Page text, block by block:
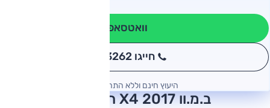
וואטסאפ
חייגו 3262
היעוץ חינם וללא התחייבות
ב.מ.וו X4 2017 חוות דעת